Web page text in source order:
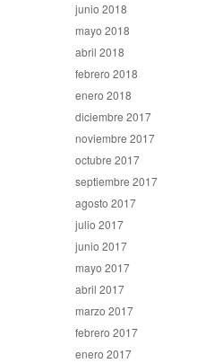
junio 2018
mayo 2018
abril 2018
febrero 2018
enero 2018
diciembre 2017
noviembre 2017
octubre 2017
septiembre 2017
agosto 2017
julio 2017
junio 2017
mayo 2017
abril 2017
marzo 2017
febrero 2017
enero 2017